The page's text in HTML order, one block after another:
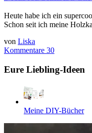
Heute habe ich ein
Schon seit ich meine
von Liska
Kommentare 30
Eure Liebling-Ideen
Meine DIY-Bücher